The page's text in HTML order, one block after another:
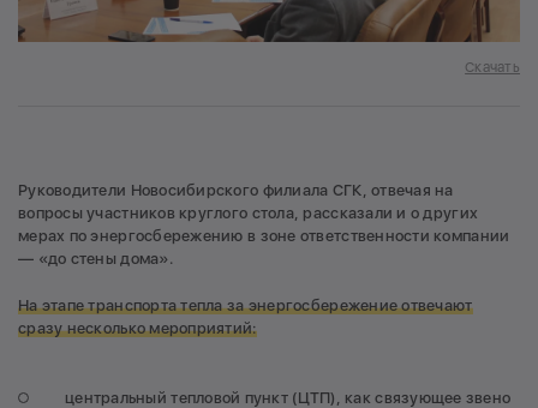
Скачать
Руководители Новосибирского филиала СГК, отвечая на
вопросы участников круглого стола, рассказали и о других
мерах по энергосбережению в зоне ответственности компании
— «до стены дома».
На этапе транспорта тепла за энергосбережение отвечают
сразу несколько мероприятий:
центральный тепловой пункт (ЦТП), как связующее звено